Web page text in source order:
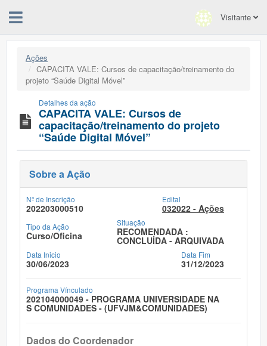
Visitante
Ações
CAPACITA VALE: Cursos de capacitação/treinamento do
projeto “Saúde Digital Móvel”
Detalhes da ação
CAPACITA VALE: Cursos de
capacitação/treinamento do projeto
“Saúde Digital Móvel”
Sobre a Ação
Nº de Inscrição
202203000510
Edital
032022 - Ações
Tipo da Ação
Curso/Oficina
Situação
RECOMENDADA :
CONCLUÍDA - ARQUIVADA
Data Inicio
30/06/2023
Data Fim
31/12/2023
Programa Vínculado
202104000049 - PROGRAMA UNIVERSIDADE NA
S COMUNIDADES - (UFVJM&COMUNIDADES)
Dados do Coordenador